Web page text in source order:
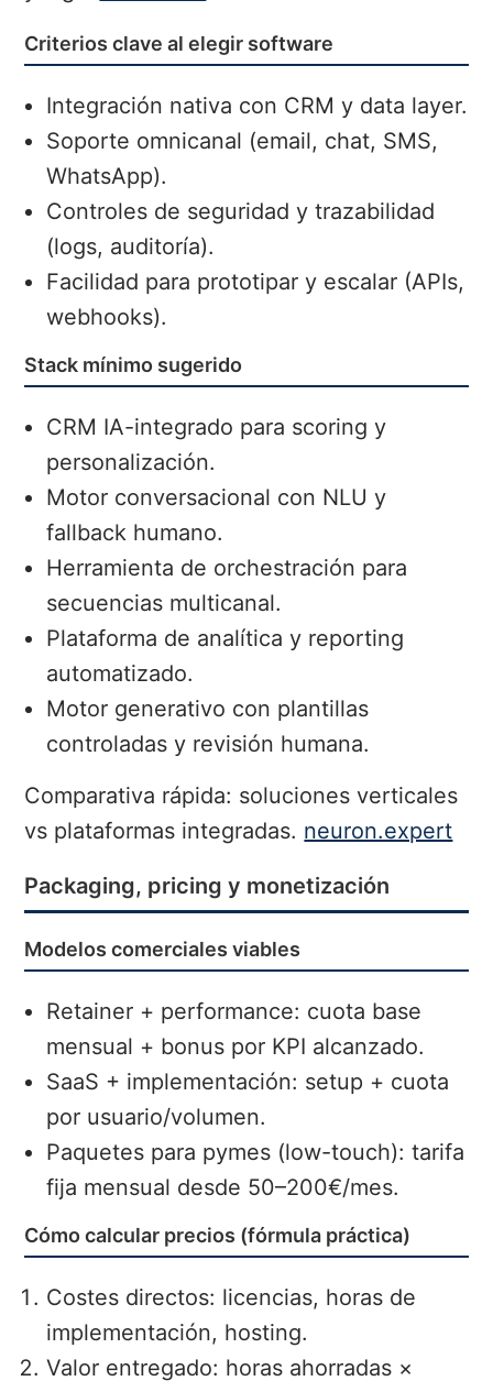
Criterios clave al elegir software
Integración nativa con CRM y data layer.
Soporte omnicanal (email, chat, SMS,
WhatsApp).
Controles de seguridad y trazabilidad
(logs, auditoría).
Facilidad para prototipar y escalar (APIs,
webhooks).
Stack mínimo sugerido
CRM IA-integrado para scoring y
personalización.
Motor conversacional con NLU y
fallback humano.
Herramienta de orchestración para
secuencias multicanal.
Plataforma de analítica y reporting
automatizado.
Motor generativo con plantillas
controladas y revisión humana.
Comparativa rápida: soluciones verticales
vs plataformas integradas. neuron.expert
Packaging, pricing y monetización
Modelos comerciales viables
Retainer + performance: cuota base
mensual + bonus por KPI alcanzado.
SaaS + implementación: setup + cuota
por usuario/volumen.
Paquetes para pymes (low-touch): tarifa
fija mensual desde 50–200€/mes.
Cómo calcular precios (fórmula práctica)
Costes directos: licencias, horas de
implementación, hosting.
Valor entregado: horas ahorradas ×